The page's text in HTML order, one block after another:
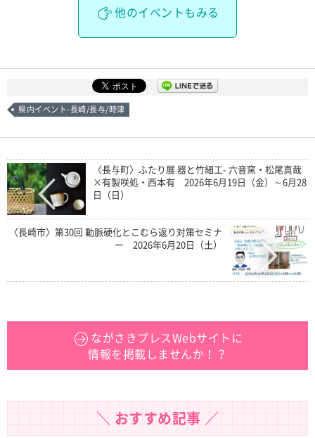
他のイベントもみる
県内イベント-長崎/長与/時津
〈長与町〉ふたり展 器と竹細工- 六音窯・松尾真哉
×有製咲処・西本有 2026年6月19日（金）～6月28
日（日）
〈長崎市〉第30回 動脈硬化とこむら返り対策セミナ
ー 2026年6月20日（土）
ながさきプレスWebサイトに
情報を掲載しませんか！？
＼ おすすめ記事 ／